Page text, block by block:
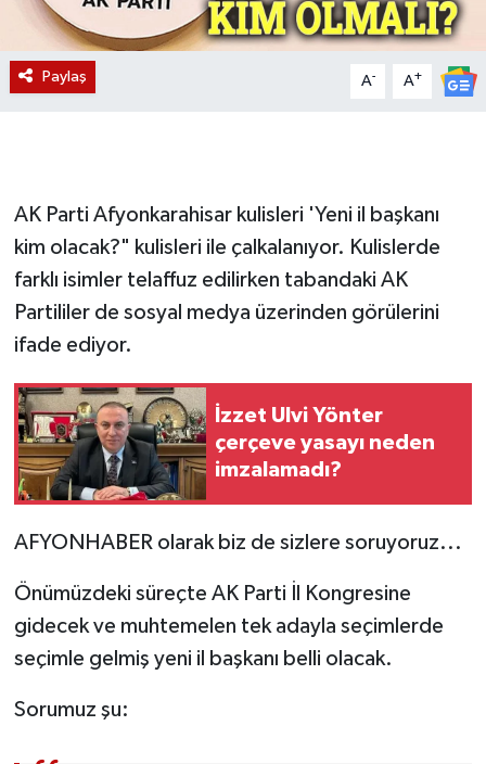
Paylaş A- A+
AK Parti Afyonkarahisar kulisleri 'Yeni il başkanı
kim olacak?" kulisleri ile çalkalanıyor. Kulislerde
farklı isimler telaffuz edilirken tabandaki AK
Partililer de sosyal medya üzerinden görülerini
ifade ediyor.
İzzet Ulvi Yönter
çerçeve yasayı neden
imzalamadı?
AFYONHABER olarak biz de sizlere soruyoruz...
Önümüzdeki süreçte AK Parti İl Kongresine
gidecek ve muhtemelen tek adayla seçimlerde
seçimle gelmiş yeni il başkanı belli olacak.
Sorumuz şu: